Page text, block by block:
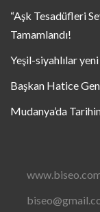
“Aşk Tesadüfleri
Tamamlandı!
Yeşil-siyahlılar
Başkan Hatice
Mudanya’da